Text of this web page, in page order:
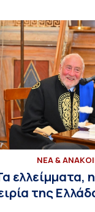
ΝΕΑ &
ελλείμματα,
της